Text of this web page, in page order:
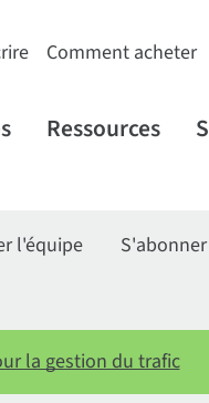
Comment acheter
Ressources
l'équipe
S'abonner
la gestion du trafic